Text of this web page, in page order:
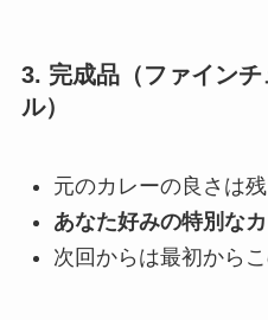
3. 完成品（ファイン
ル）
元のカレーの良さは
あなた好みの特別な
次回からは最初から